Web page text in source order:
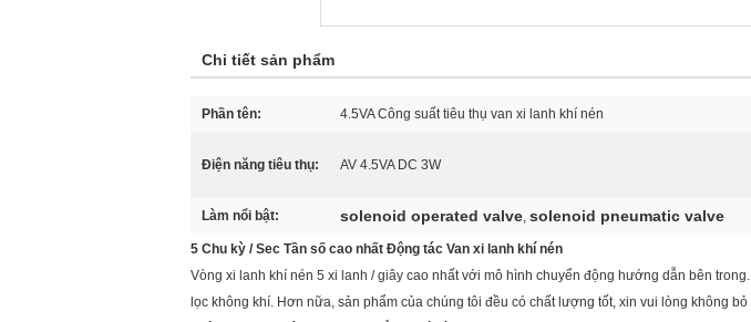
Chi tiết sản phẩm
Phần tên: 4.5VA Công suất tiêu thụ van xi lanh khí nén
Điện năng tiêu thụ: AV 4.5VA DC 3W
Làm nổi bật: solenoid operated valve, solenoid pneumatic valve
5 Chu kỳ / Sec Tần số cao nhất Động tác Van xi lanh khí nén
Vòng xi lanh khí nén 5 xi lanh / giây cao nhất với mô hình chuyển động hướng dẫn bên
lọc không khí. Hơn nữa, sản phẩm của chúng tôi đều có chất lượng tốt, xin vui lòng không